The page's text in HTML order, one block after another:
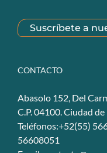
Suscríbete a
CONTACTO
Abasolo 152, Del
C.P. 04100. Ciudad
Teléfonos:+52(55)
56608051